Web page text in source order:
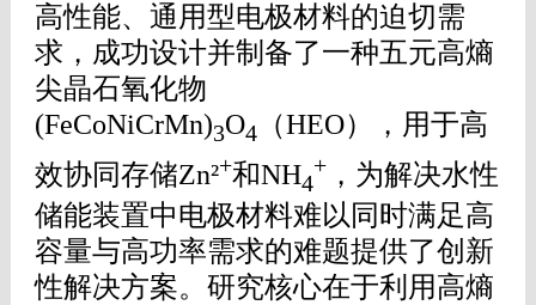
高性能、通用型电极材料的迫切需
求，成功设计并制备了一种五元高熵
尖晶石氧化物
(FeCoNiCrMn)3O4 （HEO），用于高
效协同存储Zn²+和NH4
+，为解决水性
储能装置中电极材料难以同时满足高
容量与高功率需求的难题提供了创新
性解决方案。研究核心在于利用高熵